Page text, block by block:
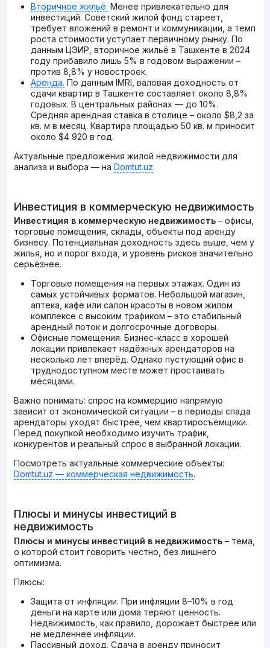
Вторичное жильё. Менее привлекательно для
инвестиций. Советский жилой фонд стареет,
требует вложений в ремонт и коммуникации, а темп
роста стоимости уступает первичному рынку. По
данным ЦЭИР, вторичное жильё в Ташкенте в 2024
году прибавило лишь 5% в годовом выражении –
против 8,8% у новостроек.
Аренда. По данным IMRI, валовая доходность от
сдачи квартир в Ташкенте составляет около 8,8%
годовых. В центральных районах — до 10%.
Средняя арендная ставка в столице – около $8,2 за
кв. м в месяц. Квартира площадью 50 кв. м приносит
около $4 920 в год.
Актуальные предложения жилой недвижимости для
анализа и выбора — на Domtut.uz.
Инвестиция в коммерческую недвижимость
Инвестиция в коммерческую недвижимость– офисы,
торговые помещения, склады, объекты под аренду
бизнесу. Потенциальная доходность здесь выше, чем у
жилья, но и порог входа, и уровень рисков значительно
серьёзнее.
Торговые помещения на первых этажах. Один из
самых устойчивых форматов. Небольшой магазин,
аптека, кафе или салон красоты в новом жилом
комплексе с высоким трафиком – это стабильный
арендный поток и долгосрочные договоры.
Офисные помещения. Бизнес-класс в хорошей
локации привлекает надёжных арендаторов на
несколько лет вперёд. Однако пустующий офис в
труднодоступном месте может простаивать
месяцами.
Важно понимать: спрос на коммерцию напрямую
зависит от экономической ситуации – в периоды спада
арендаторы уходят быстрее, чем квартиросъёмщики.
Перед покупкой необходимо изучить трафик,
конкурентов и реальный спрос в выбранной локации.
Посмотреть актуальные коммерческие объекты:
Domtut.uz — коммерческая недвижимость.
Плюсы и минусы инвестиций в
недвижимость
Плюсы и минусы инвестиций в недвижимость– тема,
о которой стоит говорить честно, без лишнего
оптимизма.
Плюсы:
Защита от инфляции. При инфляции 8–10% в год
деньги на карте или дома теряют ценность.
Недвижимость, как правило, дорожает быстрее или
не медленнее инфляции.
Пассивный доход. Сдача в аренду приносит